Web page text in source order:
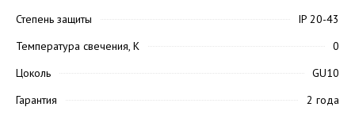
Степень защиты
IP 20-43
Температура свечения, K
0
Цоколь
GU10
Гарантия
2 года